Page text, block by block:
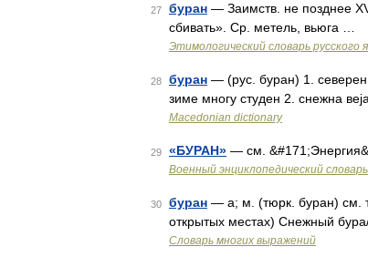
27 буран — Заимств. не позднее
сбивать». Ср. метель, вьюга …
Этимологический словарь русского
28 буран — (рус. буран) 1. северен
зиме многу студен 2. снежна
Macedonian dictionary
29 «БУРАН» — см.
Военный энциклопедический словарь
30 буран — а; м. (тюрк. буран) см.
открытых местах) Снежный
Словарь многих выражений